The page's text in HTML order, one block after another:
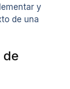
y
de una
de